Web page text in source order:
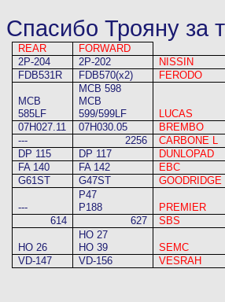
Спасибо Трояну за
REAR
FORWARD
2P-204
2P-202
NISSIN
FDB531R
FDB570(x2) FERODO
MCB
585LF
MCB 598
MCB
599/599LF
LUCAS
07H027.11
07H030.05
BREMBO
---
2256
CARBONE L
DP 115
DP 117
DUNLOPAD
FA 140
FA 142
EBC
G61ST
G47ST GOODRIDGE
---
P47
P188
PREMIER
614
627 SBS
HO 26
HO 27
HO 39
SEMC
VD-147
VD-156 VESRAH